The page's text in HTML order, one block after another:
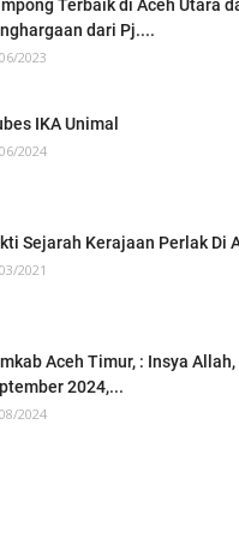
Terbaik di Aceh Utara
dari Pj....
2023
IKA Unimal
2024
Sejarah Kerajaan Perlak Di
2021
Aceh Timur, : Insya Allah,
2024,...
2024